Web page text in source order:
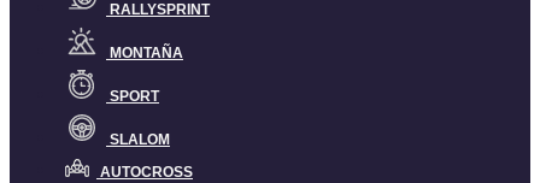
RALLYSPRINT
MONTAÑA
SPORT
SLALOM
AUTOCROSS